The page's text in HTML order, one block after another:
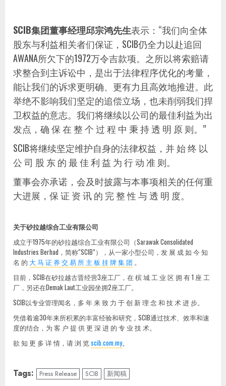
SCIB集团董事经理邱宗鸿先生表示：“我们向全体
股东与利益相关者们保证，SCIB仍全力以赴追回
AWANA所欠下的1972万令吉款项。之所以将索赔请
求整合到主诉讼中，是出于法律程序优化的考量，
能让我们的诉求更明确、更有力且高效地推进。此
举绝不影响我们坚定的追偿立场，也未削弱我们捍
卫权益的意志。我们将继续以公司的最佳利益为出
发点，确 保 在 整 个 过 程 中 秉 持 透 明 原 则。”
SCIB将继续坚定维护自身的法律权益，并 始 终 以
公 司 股 东 的 最 佳 利 益 为 行 动 准 则。
董事会亦承诺，会及时披露与本事项相关的任何重
大进展，保 证 资 讯 的 完 整 性 与 透 明 度。
关于砂拉越综合工业有限公司
成立于1975年的砂拉越综合工业有限公司（Sarawak Consolidated
Industries Berhad，简称“SCIB”），从一家小型公司，发 展 成 如 今 知
名 的 大 马 证 券 交 易 所 主 板 挂 牌 集 团 。
目前，SCIB在砂拉越古晋经营3座工厂，在 槟 城 工 业 区 拥 有 1 座 工
厂，另还在Demak Laut工业园坐拥2座工厂。
SCIB以专业管理闻名，多 年 来 致 力 于 创 新 理 念 和 技 术 进 步。
凭借着逾30年来所积累的丰富经验和研究，SCIB通过技术、效率和速
度的结合，为 客 户 提 供 更 深 进 的 专 业 技 术。
欲 知 更 多 详 情，请 浏 览scib.com.my。
Tags: Press Release SCIB 新闻稿